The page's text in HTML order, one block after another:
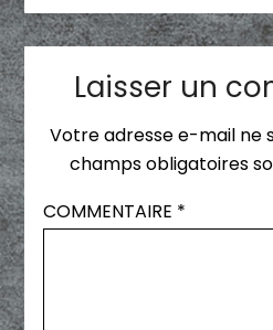
Laisser un
Votre adresse e-mail ne
champs obligatoires
COMMENTAIRE *